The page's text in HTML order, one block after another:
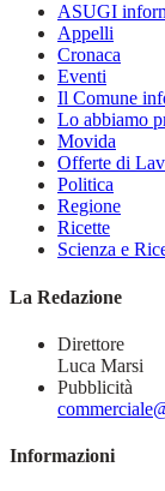
ASUGI
Appelli
Cronaca
Eventi
Il Comune
Lo abbiamo
Movida
Offerte di
Politica
Regione
Ricette
Scienza e
La Redazione
Direttore
Luca Marsi
Pubblicità
Informazioni